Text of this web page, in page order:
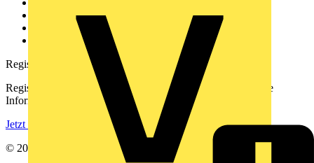
Downloadbereich (PDFs)
Häufig gestellte Fragen
voltimum.com
Registrierung
Registrieren Sie sich kostenlos und erhalten Sie stets aktuelle
Informationen aus der Elektroindustrie.
Jetzt registrieren
© 2002-